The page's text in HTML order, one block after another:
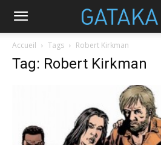
Accueil Tags Robert Kirkman
Tag: Robert Kirkman